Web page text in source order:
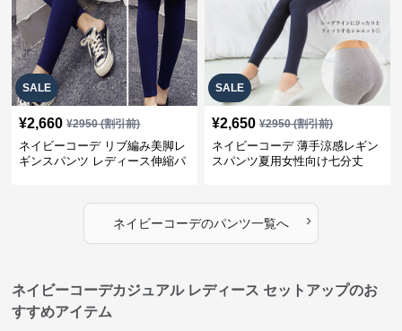
SALE
¥2,660 ¥2950(割引前)
ネイビーコーデ リブ編み美脚レ
ギンスパンツ レディース伸縮パ
SALE
¥2,650 ¥2950(割引前)
ネイビーコーデ 薄手涼感レギン
スパンツ夏用女性向け七分丈
ネイビーコーデのパンツ一覧へ ›
ネイビーコーデカジュアル レディース セットアップのお
すすめアイテム